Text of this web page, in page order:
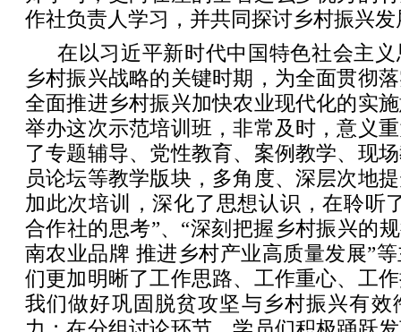
作社负责人学习，并共同探讨乡村振兴发
在以习近平新时代中国特色社会主
乡村振兴战略的关键时期，为全面贯彻
全面推进乡村振兴加快农业现代化的实
举办这次示范培训班，非常及时，意义
了专题辅导、党性教育、案例教学、现
员论坛等教学版块，多角度、深层次地
加此次培训，深化了思想认识，在聆听
合作社的思考”、“深刻把握乡村振兴的
南农业品牌 推进乡村产业高质量发展”
们更加明晰了工作思路、工作重心、工
我们做好巩固脱贫攻坚与乡村振兴有效